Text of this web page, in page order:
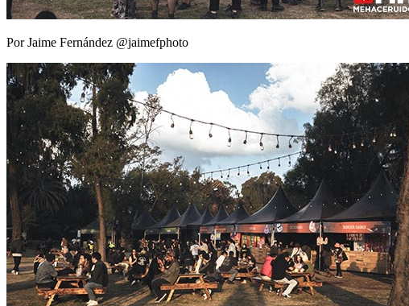
Por Jaime Fernández @jaimefphoto